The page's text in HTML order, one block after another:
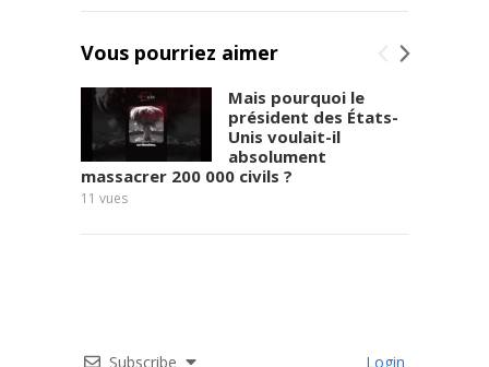
Vous pourriez aimer
Mais pourquoi le
président des États-
Unis voulait-il
absolument
massacrer 200 000 civils ?
11 vues
Subscribe Login